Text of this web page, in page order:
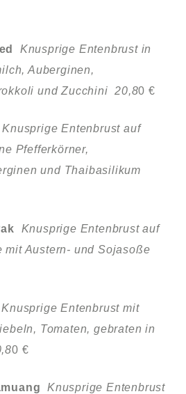
Knusprige Entenbrust in
Auberginen,
und Zucchini 20,80 €
Knusprige Entenbrust auf
Pfefferkörner,
und Thaibasilikum
Knusprige Entenbrust auf
mit Austern- und Sojasoße
Knusprige Entenbrust mit
Tomaten, gebraten in
0 €
Knusprige Entenbrust